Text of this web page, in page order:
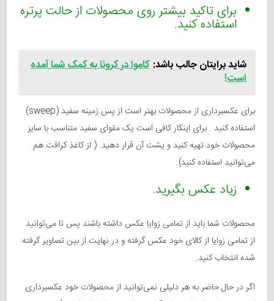
برای تاکید بیشتر روی محصولات از حالت پرتره
استفاده کنید.
شاید برایتان جالب باشد: کاموا در کرونا به کمک شما آمده
است!
برای عکسبرداری از محصولات بهتر است از پس زمینه سفید (sweep)
استفاده کنید . برای اینکار کافی است یک مقوای سفید متناسب با سایز
محصولات خود تهیه کنید و پشت آن قرار دهید. ( از کاغذ کرافت هم
می‌توانید استفاده کنید).
زیاد عکس بگیرید.
محصولات شما باید از تمامی زوایا عکس داشته باشند پس تا می‌توانید
از تمامی زوایا از کالای خود عکس گرفته و در نهایت از بین تصاویر گرفته
شده انتخاب کنید.
اگر در حال حاضر به هر دلیلی نمی‌توانید از محصولات خود عکسبرداری